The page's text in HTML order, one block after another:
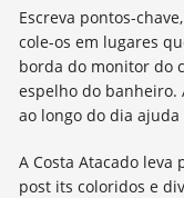
Escreva pontos-
cole-os em lugares
borda do monitor do
espelho do banheiro.
ao longo do dia
A Costa Atacado
post its coloridos e